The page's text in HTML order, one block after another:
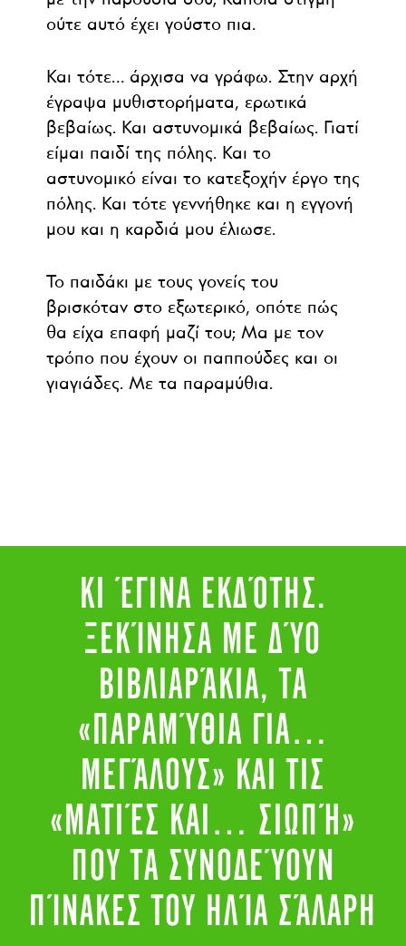
ούτε αυτό έχει γούστο πια.
Και τότε… άρχισα να γράφω. Στην αρχή
έγραψα μυθιστορήματα, ερωτικά
βεβαίως. Και αστυνομικά βεβαίως. Γιατί
είμαι παιδί της πόλης. Και το
αστυνομικό είναι το κατεξοχήν έργο της
πόλης. Και τότε γεννήθηκε και η εγγονή
μου και η καρδιά μου έλιωσε.
Το παιδάκι με τους γονείς του
βρισκόταν στο εξωτερικό, οπότε πώς
θα είχα επαφή μαζί του; Μα με τον
τρόπο που έχουν οι παππούδες και οι
γιαγιάδες. Με τα παραμύθια.
ΚΙ ΈΓΙΝΑ ΕΚΔΌΤΗΣ.
ΞΕΚΊΝΗΣΑ ΜΕ ΔΎΟ
ΒΙΒΛΙΑΡΆΚΙΑ, ΤΑ
«ΠΑΡΑΜΎΘΙΑ ΓΙΑ…
ΜΕΓΆΛΟΥΣ» ΚΑΙ ΤΙΣ
«ΜΑΤΙΈΣ ΚΑΙ… ΣΙΩΠΉ»
ΠΟΥ ΤΑ ΣΥΝΟΔΕΎΟΥΝ
ΠΊΝΑΚΕΣ ΤΟΥ ΗΛΊΑ ΣΆΛΑΡΗ